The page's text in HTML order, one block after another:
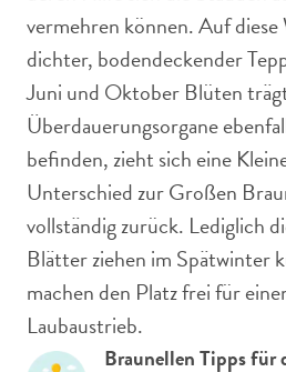
vermehren können. Auf diese
dichter, bodendeckender
Juni und Oktober Blüten
Überdauerungsorgane
befinden, zieht sich eine
Unterschied zur Großen
vollständig zurück. Lediglich
Blätter ziehen im Spätwinter
machen den Platz frei für
Laubaustrieb.
Braunellen Tipps für